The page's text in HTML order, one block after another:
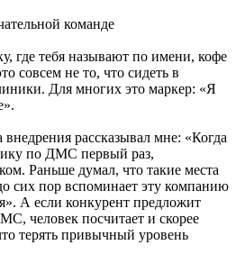
команде
где тебя называют по имени, кофе
совсем не то, что сидеть в
Для многих это маркер: «Я
рассказывал мне: «Когда
по ДМС первый раз,
Раньше думал, что такие места
сих пор вспоминает эту компанию
А если конкурент предложит
человек посчитает и скорее
терять привычный уровень